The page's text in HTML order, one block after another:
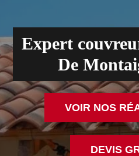
Expert
De
VOIR NOS
DEVIS